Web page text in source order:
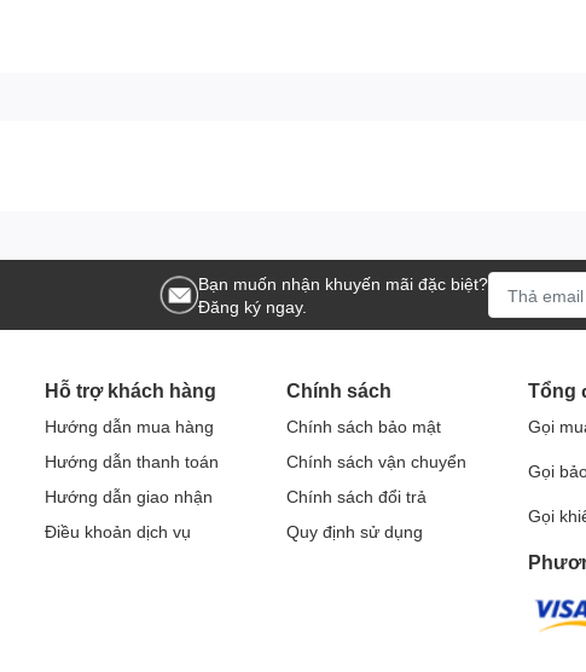
Bạn muốn nhận khuyến mãi đặc biệt?
Đăng ký ngay.
Hỗ trợ khách hàng
Hướng dẫn mua hàng
Hướng dẫn thanh toán
Hướng dẫn giao nhận
Điều khoản dịch vụ
Chính sách
Chính sách bảo mật
Chính sách vận chuyển
Chính sách đổi trả
Quy định sử dụng
Tổng
Gọi
Gọi
Gọi